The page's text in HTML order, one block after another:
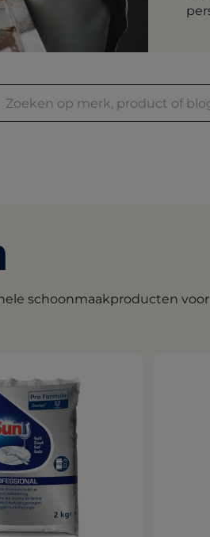
schoonmaakproducten